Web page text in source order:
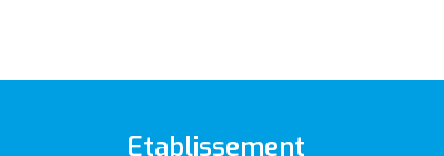
Etablissement